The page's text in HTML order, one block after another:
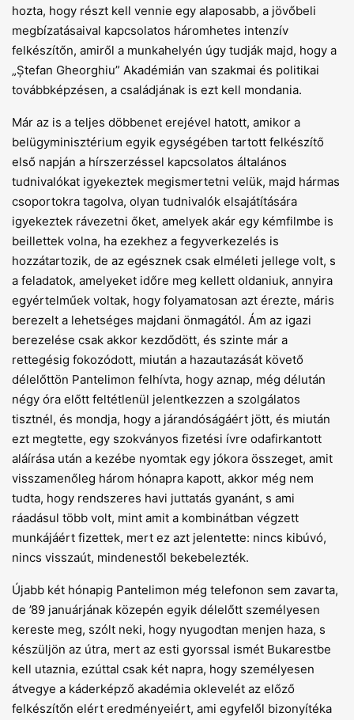
hozta, hogy részt kell vennie egy alaposabb, a jövőbeli
megbízatásaival kapcsolatos háromhetes intenzív
felkészítőn, amiről a munkahelyén úgy tudják majd, hogy a
„Ștefan Gheorghiu” Akadémián van szakmai és politikai
továbbképzésen, a családjának is ezt kell mondania.
Már az is a teljes döbbenet erejével hatott, amikor a
belügyminisztérium egyik egységében tartott felkészítő
első napján a hírszerzéssel kapcsolatos általános
tudnivalókat igyekeztek megismertetni velük, majd hármas
csoportokra tagolva, olyan tudnivalók elsajátítására
igyekeztek rávezetni őket, amelyek akár egy kémfilmbe is
beillettek volna, ha ezekhez a fegyverkezelés is
hozzátartozik, de az egésznek csak elméleti jellege volt, s
a feladatok, amelyeket időre meg kellett oldaniuk, annyira
egyértelműek voltak, hogy folyamatosan azt érezte, máris
berezelt a lehetséges majdani önmagától. Ám az igazi
berezelése csak akkor kezdődött, és szinte már a
rettegésig fokozódott, miután a hazautazását követő
délelőttön Pantelimon felhívta, hogy aznap, még délután
négy óra előtt feltétlenül jelentkezzen a szolgálatos
tisztnél, és mondja, hogy a járandóságáért jött, és miután
ezt megtette, egy szokványos fizetési ívre odafirkantott
aláírása után a kezébe nyomtak egy jókora összeget, amit
visszamenőleg három hónapra kapott, akkor még nem
tudta, hogy rendszeres havi juttatás gyanánt, s ami
ráadásul több volt, mint amit a kombinátban végzett
munkájáért fizettek, mert ez azt jelentette: nincs kibúvó,
nincs visszaút, mindenestől bekebelezték.
Újabb két hónapig Pantelimon még telefonon sem zavarta,
de ’89 januárjának közepén egyik délelőtt személyesen
kereste meg, szólt neki, hogy nyugodtan menjen haza, s
készüljön az útra, mert az esti gyorssal ismét Bukarestbe
kell utaznia, ezúttal csak két napra, hogy személyesen
átvegye a káderképző akadémia oklevelét az előző
felkészítőn elért eredményeiért, ami egyfelől bizonyítéka